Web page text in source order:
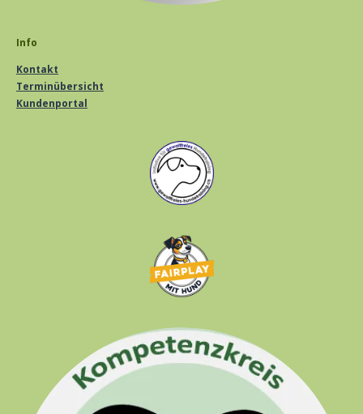
Info
Kontakt
Terminübersicht
Kundenportal